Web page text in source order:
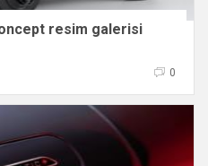
resim galerisi
0